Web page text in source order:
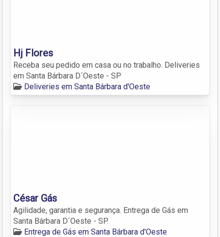
Hj Flores
Receba seu pedido em casa ou no trabalho. Deliveries
em Santa Bárbara D´Oeste - SP
Deliveries em Santa Bárbara d'Oeste
César Gás
Agilidade, garantia e segurança. Entrega de Gás em
Santa Bárbara D´Oeste - SP.
Entrega de Gás em Santa Bárbara d'Oeste